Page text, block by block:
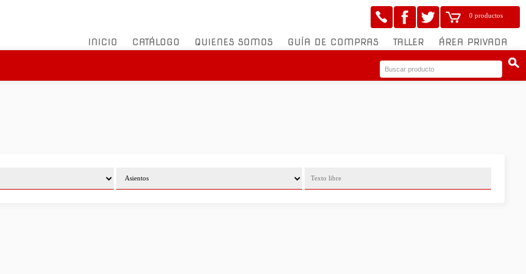
0 productos
INICIO CATÁLOGO QUIENES SOMOS GUÍA DE COMPRAS TALLER ÁREA PRIVADA